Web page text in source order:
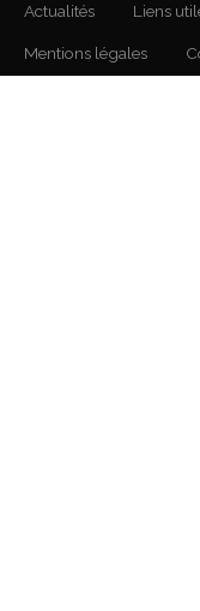
Actualités Liens
Mentions légales